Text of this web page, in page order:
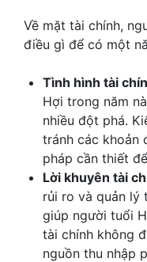
Về mặt tài chính,
điều gì để có một
Tình hình tài
Hợi trong năm
nhiều đột phá.
tránh các khoản
pháp cần thiết
Lời khuyên tài
rủi ro và quản lý
giúp người tuổi
tài chính không
nguồn thu nhập